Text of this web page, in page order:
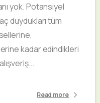
yok. Potansiyel
duydukları tüm
kadar edindikleri
Read more